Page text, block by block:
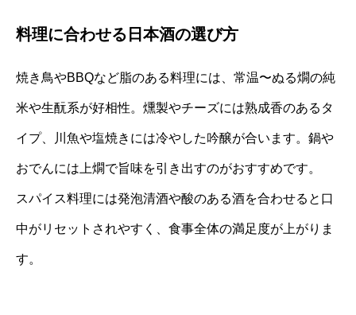
料理に合わせる日本酒の選び方
焼き鳥やBBQなど脂のある料理には、常温〜ぬる燗の純
米や生酛系が好相性。燻製やチーズには熟成香のあるタ
イプ、川魚や塩焼きには冷やした吟醸が合います。鍋や
おでんには上燗で旨味を引き出すのがおすすめです。
スパイス料理には発泡清酒や酸のある酒を合わせると口
中がリセットされやすく、食事全体の満足度が上がりま
す。